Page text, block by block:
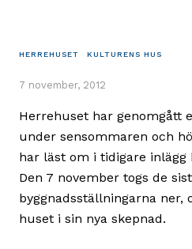
HERREHUSET KULTURENS HUS
7 november, 2012
Herrehuset har genomgått
under sensommaren och
har läst om i tidigare inlägg
Den 7 november togs de
byggnadsställningarna ner,
huset i sin nya skepnad.